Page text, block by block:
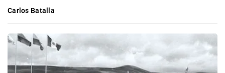
Carlos Batalla